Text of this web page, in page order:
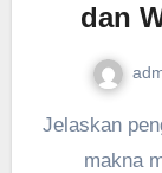
dan
Jelaskan pengertian Haji menurut bahasa memiliki
makna